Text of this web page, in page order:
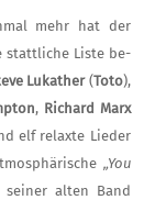
mehr hat der
stattliche Liste be­
Lukather(Toto),
, Rich­ard Marx
elf relaxte Lieder
„You
alten Band